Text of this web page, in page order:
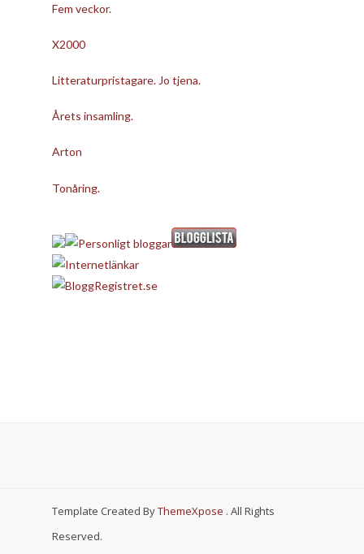
Fem veckor.
X2000
Litteraturpristagare. Jo tjena.
Årets insamling.
Arton
Tonåring.
Template Created ByThemeXpose . All Rights
Reserved.